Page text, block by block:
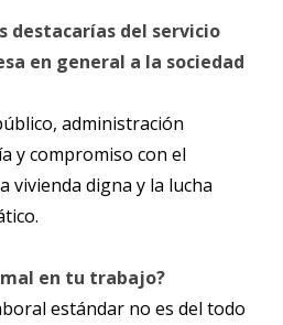
destacarías del servicio
en general a la sociedad
administración
y compromiso con el
vivienda digna y la lucha
en tu trabajo?
estándar no es del todo